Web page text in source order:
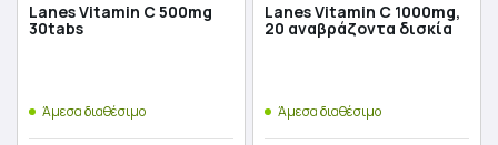
Lanes Vitamin C 500mg
30tabs
Άμεσα διαθέσιμο
Lanes Vitamin C 1000mg,
20 αναβράζοντα δισκία
Άμεσα διαθέσιμο